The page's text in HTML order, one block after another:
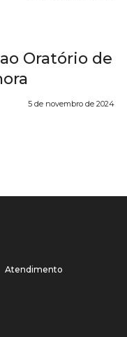
Oratório de
5 de novembro de 2024
Atendimento